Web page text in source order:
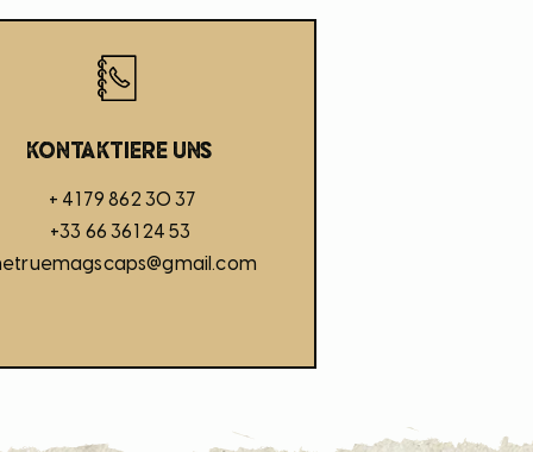
kontaktiere uns
+ 41 79 862 30 37
+33 66 361 24 53